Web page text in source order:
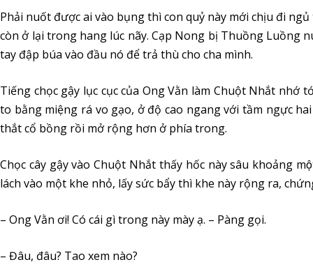
Phải nuốt được ai vào bụng thì con quỷ này mới chịu đi
còn ở lại trong hang lúc nãy. Cạp Nong bị Thuồng Luồng
tay đập búa vào đầu nó để trả thù cho cha mình.
Tiếng chọc gậy lục cục của Ong Vằn làm Chuột Nhắt nhớ
to bằng miệng rá vo gạo, ở độ cao ngang với tầm ngực
thắt cổ bồng rồi mở rộng hơn ở phía trong.
Chọc cây gậy vào Chuột Nhắt thấy hốc này sâu khoảng
lách vào một khe nhỏ, lấy sức bẩy thì khe này rộng ra,
– Ong Vằn ơi! Có cái gì trong này mày ạ. – Pàng gọi.
– Đâu, đâu? Tao xem nào?